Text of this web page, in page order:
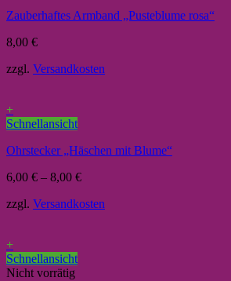
Zauberhaftes Armband „Pusteblume rosa“
8,00 €
zzgl. Versandkosten
+
Schnellansicht
Ohrstecker „Häschen mit Blume“
6,00 € – 8,00 €
zzgl. Versandkosten
+
Schnellansicht
Nicht vorrätig